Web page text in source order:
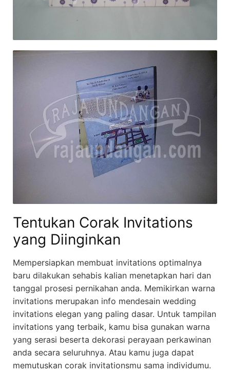
Tentukan Corak Invitations
yang Diinginkan
Mempersiapkan membuat invitations optimalnya
baru dilakukan sehabis kalian menetapkan hari dan
tanggal prosesi pernikahan anda. Memikirkan warna
invitations merupakan info mendesain wedding
invitations elegan yang paling dasar. Untuk tampilan
invitations yang terbaik, kamu bisa gunakan warna
yang serasi beserta dekorasi perayaan perkawinan
anda secara seluruhnya. Atau kamu juga dapat
memutuskan corak invitationsmu sama individumu.